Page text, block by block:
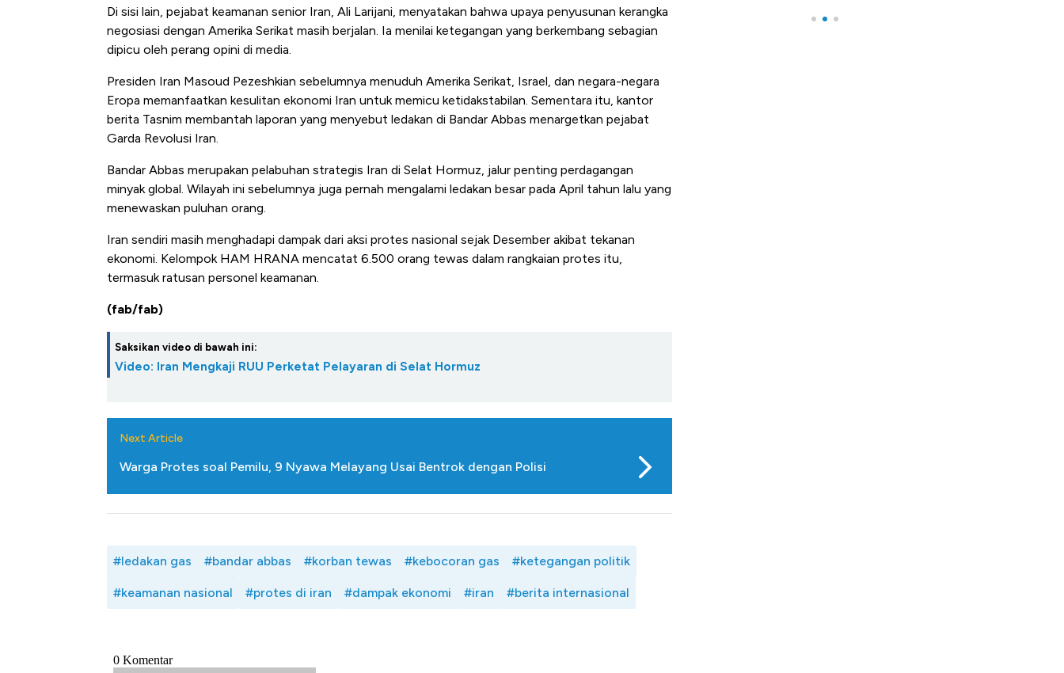
Di sisi lain, pejabat keamanan senior Iran, Ali Larijani, menyatakan bahwa upaya penyusunan kerangka
negosiasi dengan Amerika Serikat masih berjalan. Ia menilai ketegangan yang berkembang sebagian
dipicu oleh perang opini di media.
Presiden Iran Masoud Pezeshkian sebelumnya menuduh Amerika Serikat, Israel, dan negara-negara
Eropa memanfaatkan kesulitan ekonomi Iran untuk memicu ketidakstabilan. Sementara itu, kantor
berita Tasnim membantah laporan yang menyebut ledakan di Bandar Abbas menargetkan pejabat
Garda Revolusi Iran.
Bandar Abbas merupakan pelabuhan strategis Iran di Selat Hormuz, jalur penting perdagangan
minyak global. Wilayah ini sebelumnya juga pernah mengalami ledakan besar pada April tahun lalu yang
menewaskan puluhan orang.
Iran sendiri masih menghadapi dampak dari aksi protes nasional sejak Desember akibat tekanan
ekonomi. Kelompok HAM HRANA mencatat 6.500 orang tewas dalam rangkaian protes itu,
termasuk ratusan personel keamanan.
(fab/fab)
Saksikan video di bawah ini:
Video: Iran Mengkaji RUU Perketat Pelayaran di Selat Hormuz
Next Article
Warga Protes soal Pemilu, 9 Nyawa Melayang Usai Bentrok dengan Polisi
#ledakan gas #bandar abbas #korban tewas #kebocoran gas #ketegangan politik
#keamanan nasional #protes di iran #dampak ekonomi #iran #berita internasional